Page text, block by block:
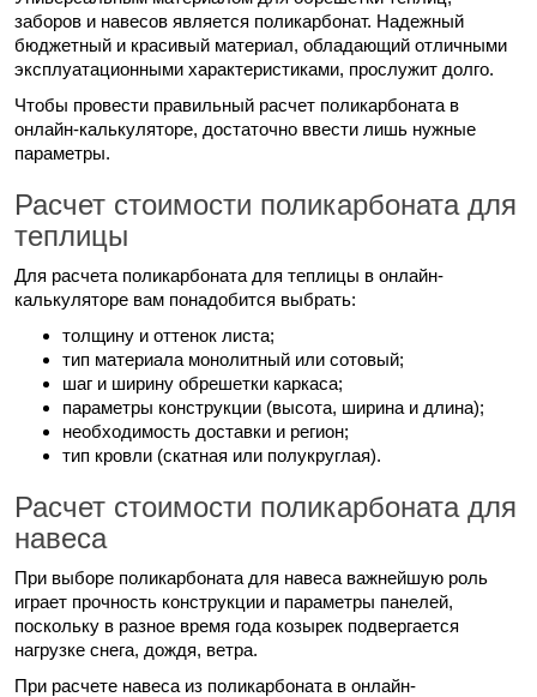
заборов и навесов является поликарбонат. Надежный
бюджетный и красивый материал, обладающий отличными
эксплуатационными характеристиками, прослужит долго.
Чтобы провести правильный расчет поликарбоната в
онлайн-калькуляторе, достаточно ввести лишь нужные
параметры.
Расчет стоимости поликарбоната для
теплицы
Для расчета поликарбоната для теплицы в онлайн-
калькуляторе вам понадобится выбрать:
толщину и оттенок листа;
тип материала монолитный или сотовый;
шаг и ширину обрешетки каркаса;
параметры конструкции (высота, ширина и длина);
необходимость доставки и регион;
тип кровли (скатная или полукруглая).
Расчет стоимости поликарбоната для
навеса
При выборе поликарбоната для навеса важнейшую роль
играет прочность конструкции и параметры панелей,
поскольку в разное время года козырек подвергается
нагрузке снега, дождя, ветра.
При расчете навеса из поликарбоната в онлайн-